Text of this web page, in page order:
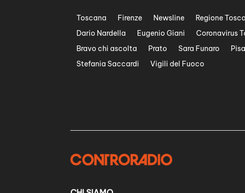
Toscana Firenze Newsline Regione
Dario Nardella
Eugenio Giani Coronavirus
Bravo chi ascolta
Prato Sara Funaro Pisa
Stefania Saccardi
Vigili del Fuoco